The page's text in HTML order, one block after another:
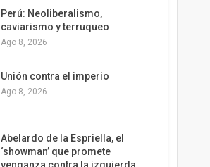
Perú: Neoliberalismo,
caviarismo y terruqueo
Ago 8, 2026
Unión contra el imperio
Ago 8, 2026
Abelardo de la Espriella, el
‘showman’ que promete